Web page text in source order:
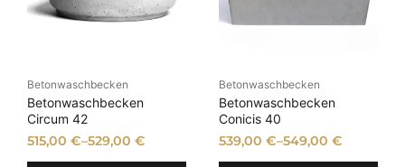
Betonwaschbecken
Betonwaschbecken
Circum 42
515,00€–529,00€
Betonwaschbecken
Betonwaschbecken
Conicis 40
539,00 €–549,00 €